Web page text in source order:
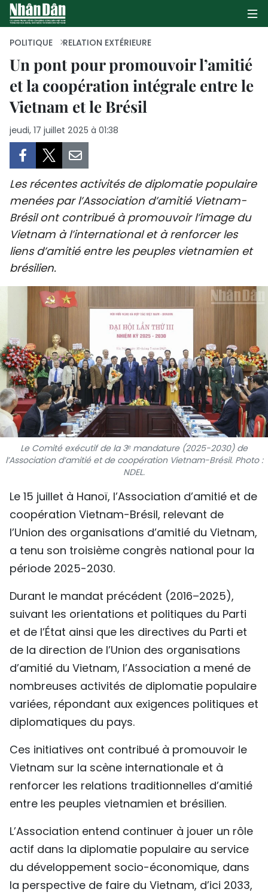
PAGE D'ACCUEIL
POLITIQUE
CULTURE
TOURISME
ENVIRONNEMENT
SPORT
FRANCOPHONIE
PAYS NATAL
INTERNATIONAL
MÉGASTORIE
INFOGRAPHIE
PHOTO
À PROPOS DU "PEUPLE"
TIẾNG VIỆT
中文
РУССКИЙ
ESPAÑOL
POLITIQUE RELATION EXTÉRIEURE
Un pont pour promouvoir l’amitié
et la coopération intégrale entre le
Vietnam et le Brésil
jeudi, 17 juillet 2025 à 01:38
Les récentes activités de diplomatie populaire
menées par l’Association d’amitié Vietnam-
Brésil ont contribué à promouvoir l’image du
Vietnam à l’international et à renforcer les
liens d’amitié entre les peuples vietnamien et
brésilien.
Le Comité exécutif de la 3ᵉ mandature (2025-2030) de
l’Association d’amitié et de coopération Vietnam-Brésil. Photo :
NDEL.
Le 15 juillet à Hanoï, l’Association d’amitié et de
coopération Vietnam-Brésil, relevant de
l’Union des organisations d’amitié du Vietnam,
a tenu son troisième congrès national pour la
période 2025-2030.
Durant le mandat précédent (2016–2025),
suivant les orientations et politiques du Parti
et de l’État ainsi que les directives du Parti et
de la direction de l’Union des organisations
d’amitié du Vietnam, l’Association a mené de
nombreuses activités de diplomatie populaire
variées, répondant aux exigences politiques et
diplomatiques du pays.
Ces initiatives ont contribué à promouvoir le
Vietnam sur la scène internationale et à
renforcer les relations traditionnelles d’amitié
entre les peuples vietnamien et brésilien.
L’Association entend continuer à jouer un rôle
actif dans la diplomatie populaire au service
du développement socio-économique, dans
la perspective de faire du Vietnam, d’ici 2033,